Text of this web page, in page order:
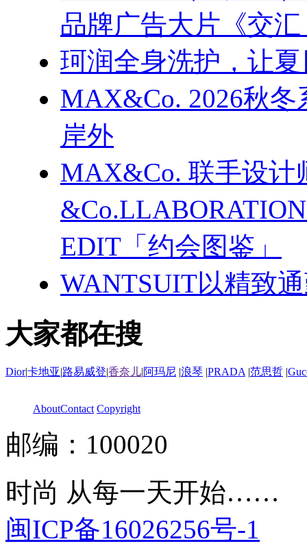
品牌广告大片《交
珂润全身洗护，让
MAX&Co. 2026秋
岸外
MAX&Co. 联手设计
EDIT「约会图鉴」
WANTSUIT以精致
大家都在搜
Dior|卡地亚|路易威登|香奈儿|阿玛尼 |浪琴 |PRADA |范思哲 |
AboutContact Copyright
邮编：100020
时尚 从每一天开始……
闽ICP备16026256号-1